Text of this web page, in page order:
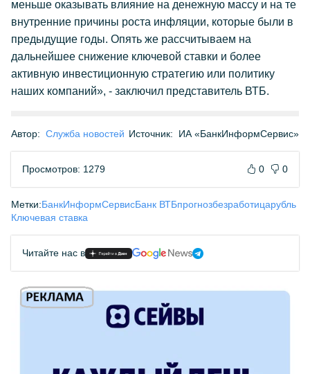
меньше оказывать влияние на денежную массу и на те
внутренние причины роста инфляции, которые были в
предыдущие годы. Опять же рассчитываем на
дальнейшее снижение ключевой ставки и более
активную инвестиционную стратегию или политику
наших компаний», - заключил представитель ВТБ.
Автор: Служба новостей Источник: ИА «БанкИнформСервис»
Просмотров: 1279 0 0
Метки:БанкИнформСервисБанк ВТБпрогнозбезработицарубль
Ключевая ставка
Читайте нас в